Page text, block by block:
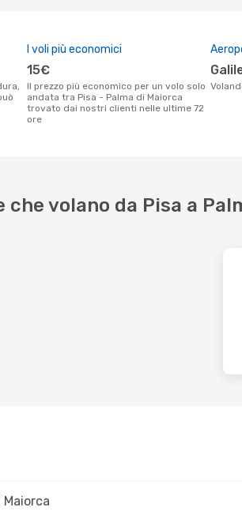
I voli più economici
15€
Il prezzo più economico per un volo solo
andata tra Pisa - Palma di Maiorca
trovato dai nostri clienti nelle ultime 72
ore
che volano da Pisa a